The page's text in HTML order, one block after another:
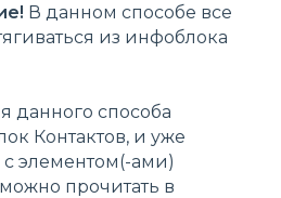
В данном способе все
из инфоблока
данного способа
Контактов, и уже
элементом(-ами)
прочитать в